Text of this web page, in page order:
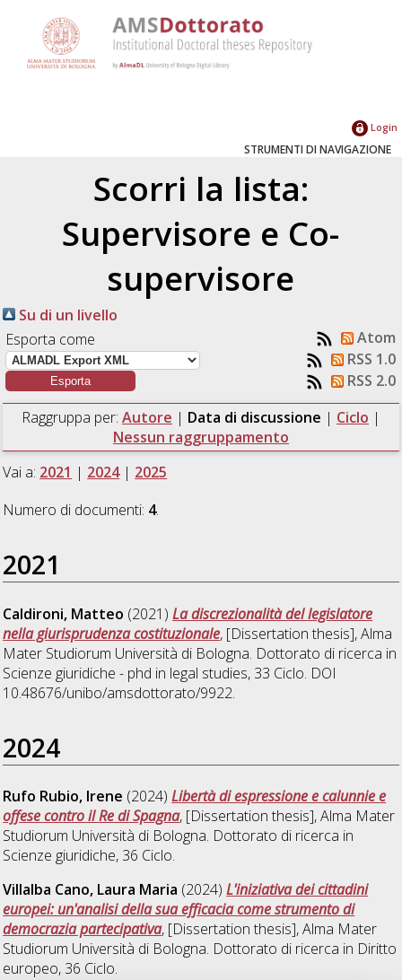
Login
STRUMENTI DI NAVIGAZIONE
Scorri la lista:
Supervisore e Co-
supervisore
Su di un livello
Esporta come
Atom
RSS 1.0
RSS 2.0
Raggruppa per: Autore | Data di discussione | Ciclo |
Nessun raggruppamento
Vai a: 2021 | 2024| 2025
Numero di documenti: 4.
2021
Caldironi, Matteo (2021)La discrezionalità del legislatore
nella giurisprudenza costituzionale, [Dissertation thesis], Alma
Mater Studiorum Università di Bologna. Dottorato di ricerca in
Scienze giuridiche - phd in legal studies, 33 Ciclo. DOI
10.48676/unibo/amsdottorato/9922.
2024
Rufo Rubio, Irene (2024)Libertà di espressione e calunnie e
offese contro il Re di Spagna, [Dissertation thesis], Alma Mater
Studiorum Università di Bologna. Dottorato di ricerca in
Scienze giuridiche, 36 Ciclo.
Villalba Cano, Laura Maria (2024)L'iniziativa dei cittadini
europei: un'analisi della sua efficacia come strumento di
democrazia partecipativa, [Dissertation thesis], Alma Mater
Studiorum Università di Bologna. Dottorato di ricerca in Diritto
europeo, 36 Ciclo.